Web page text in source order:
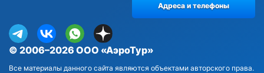
© 2006–2026 ООО «АэроТур»
Все материалы данного сайта являются объектами авторского права.
Адреса и телефоны